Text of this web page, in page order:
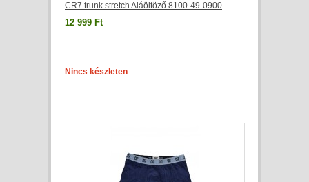
CR7 trunk stretch Aláöltöző 8100-49-0900
12 999 Ft
Nincs készleten